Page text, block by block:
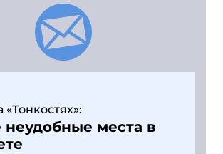
«Тонкостях»:
места в